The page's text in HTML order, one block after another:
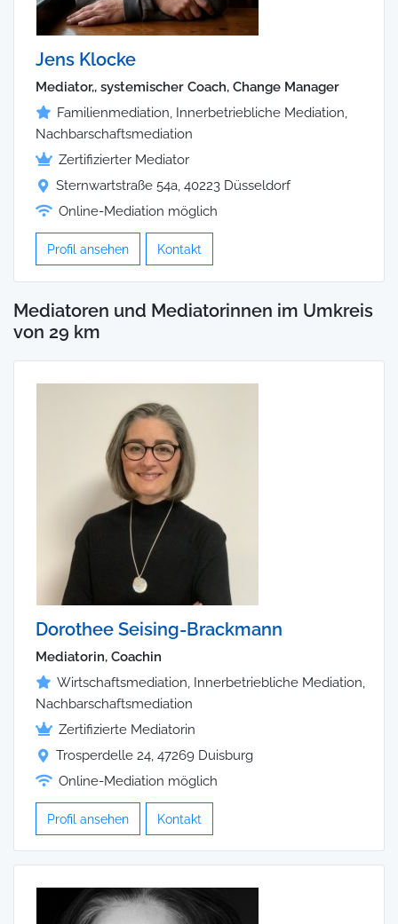
Jens Klocke
Mediator,, systemischer Coach, Change Manager
Familienmediation, Innerbetriebliche Mediation,
Nachbarschaftsmediation
Zertifizierter Mediator
Sternwartstraße 54a, 40223 Düsseldorf
Online-Mediation möglich
Profil ansehen Kontakt
Mediatoren und Mediatorinnen im Umkreis
von 29 km
Dorothee Seising-Brackmann
Mediatorin, Coachin
Wirtschaftsmediation, Innerbetriebliche Mediation,
Nachbarschaftsmediation
Zertifizierte Mediatorin
Trosperdelle 24, 47269 Duisburg
Online-Mediation möglich
Profil ansehen Kontakt